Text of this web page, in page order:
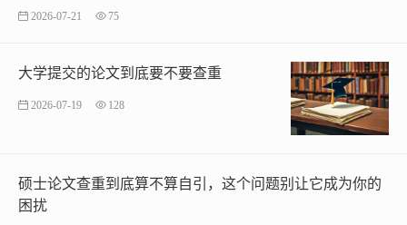
2026-07-21 75
大学提交的论文到底要不要查重
2026-07-19 128
硕士论文查重到底算不算自引，这个问题别让它成为你的
困扰